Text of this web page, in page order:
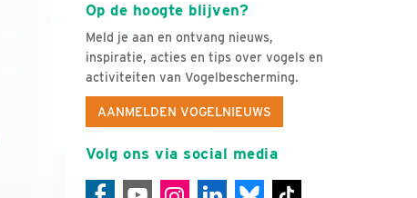
Op de hoogte blijven?
Meld je aan en ontvang nieuws,
inspiratie, acties en tips over vogels en
activiteiten van Vogelbescherming.
AANMELDEN VOGELNIEUWS
Volg ons via social media